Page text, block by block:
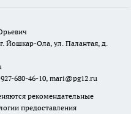
Йошкар-Ола, ул. Палантая, д.
680-46-10, mari@pg12.ru
рекомендательные
предоставления